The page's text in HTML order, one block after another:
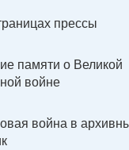
прессы
памяти о Великой
войне
война в